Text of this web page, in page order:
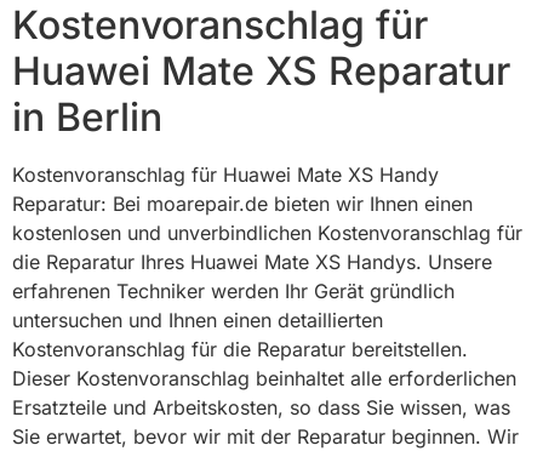
Kostenvoranschlag für
Huawei Mate XS Reparatur
in Berlin
Kostenvoranschlag für Huawei Mate XS Handy
Reparatur: Bei moarepair.de bieten wir Ihnen einen
kostenlosen und unverbindlichen Kostenvoranschlag für
die Reparatur Ihres Huawei Mate XS Handys. Unsere
erfahrenen Techniker werden Ihr Gerät gründlich
untersuchen und Ihnen einen detaillierten
Kostenvoranschlag für die Reparatur bereitstellen.
Dieser Kostenvoranschlag beinhaltet alle erforderlichen
Ersatzteile und Arbeitskosten, so dass Sie wissen, was
Sie erwartet, bevor wir mit der Reparatur beginnen. Wir